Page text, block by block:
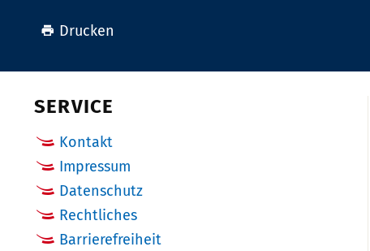
Drucken
SERVICE
Kontakt
Impressum
Datenschutz
Rechtliches
Barrierefreiheit